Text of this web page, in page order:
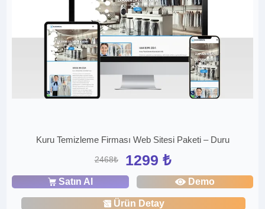
Kuru Temizleme Firması Web Sitesi Paketi – Duru
2468₺ 1299 ₺
Satın Al Demo
Ürün Detay